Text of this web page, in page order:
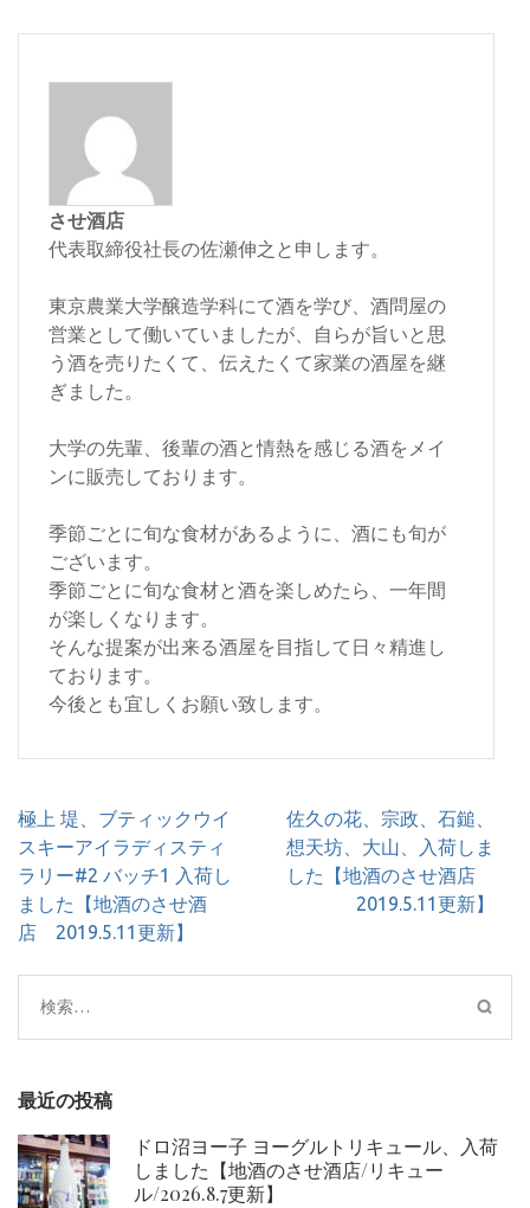
させ酒店
代表取締役社長の佐瀬伸之と申します。
東京農業大学醸造学科にて酒を学び、酒問屋の
営業として働いていましたが、自らが旨いと思
う酒を売りたくて、伝えたくて家業の酒屋を継
ぎました。
大学の先輩、後輩の酒と情熱を感じる酒をメイ
ンに販売しております。
季節ごとに旬な食材があるように、酒にも旬が
ございます。
季節ごとに旬な食材と酒を楽しめたら、一年間
が楽しくなります。
そんな提案が出来る酒屋を目指して日々精進し
ております。
今後とも宜しくお願い致します。
投
稿
ナ
ビ
ゲ
ョ
ン
極上 堤、ブティックウイ
スキーアイラディスティ
ラリー#2 バッチ1 入荷し
ました【地酒のさせ酒
店 2019.5.11更新】
佐久の花、宗政、石鎚、
想天坊、大山、入荷しま
した【地酒のさせ酒店
2019.5.11更新】
検
索:
最近の投稿
ドロ沼ヨー子 ヨーグルトリキュール、入荷
しました【地酒のさせ酒店/リキュー
ル/2026.8.7更新】